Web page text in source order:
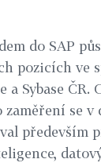
do SAP
pozicích ve
a Sybase ČR.
se v
především